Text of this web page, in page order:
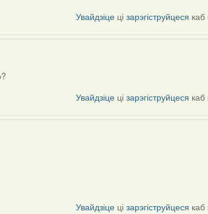
Увайдзіце цізарэгіструйцеся каб
Увайдзіце цізарэгіструйцеся каб
Увайдзіце цізарэгіструйцеся каб